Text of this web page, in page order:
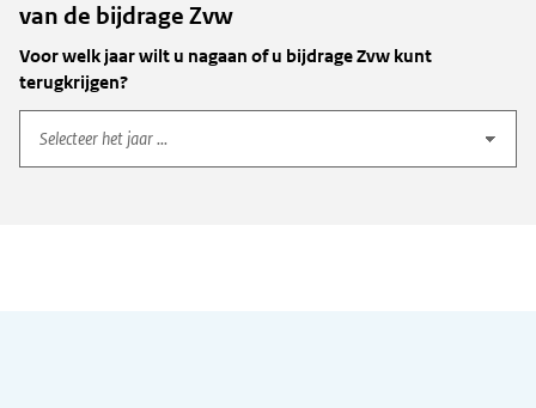
van de bijdrage Zvw
Voor welk jaar wilt u nagaan of u bijdrage Zvw kunt
terugkrijgen?